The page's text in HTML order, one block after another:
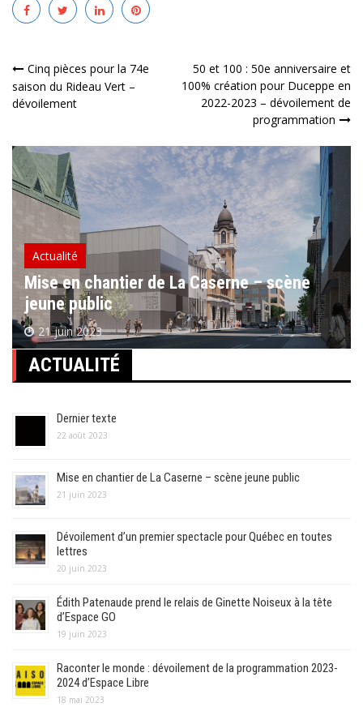
Navigation
de
Cinq pièces pour la 74e
saison du Rideau Vert –
dévoilement
50 et 100 : 50e anniversaire et
100% création pour Duceppe en
2022-2023 – dévoilement de
programmation
Actualité
Mise en chantier de La Caserne – scène
jeune public
21 juin 2023
ACTUALITÉ
Dernier texte
22 août 2023
Mise en chantier de La Caserne – scène jeune public
21 juin 2023
Dévoilement d’un premier spectacle pour Québec en toutes
lettres
20 juin 2023
Édith Patenaude prend le relais de Ginette Noiseux à la tête
d’Espace GO
19 juin 2023
Raconter le monde : dévoilement de la programmation 2023-
2024 d’Espace Libre
18 mai 2023